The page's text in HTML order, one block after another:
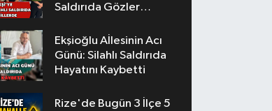
Saldırıda Gözler
Ekşioğlu Aİlesinin Acı
Günü: Silahlı Saldırıda
Hayatını Kaybetti
Rize'de Bugün 3 İlçe 5